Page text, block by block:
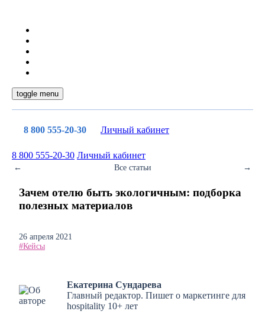
toggle menu
8 800 555-20-30 Личный кабинет
8 800 555-20-30 Личный кабинет
← Все статьи →
Зачем отелю быть экологичным: подборка
полезных материалов
26 апреля 2021
#Кейсы
Екатерина Сундарева
Главный редактор. Пишет о маркетинге для
hospitality 10+ лет